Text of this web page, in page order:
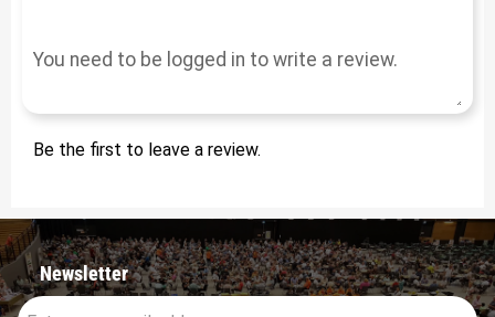
Be the first to leave a review.
Newsletter